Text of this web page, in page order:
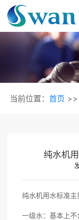
当前位置： 首页 >>
纯水机
纯水机用水标准主
一级水：基本上